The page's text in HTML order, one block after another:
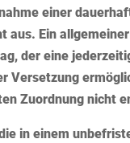
einer
aus. Ein
der eine
Versetzung
Zuordnung nicht
in einem